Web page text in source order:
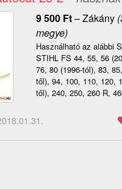
9 500 Ft–Zákány
megye)
Használható az alábbi
STIHL FS 44, 55, 56
76, 80 (1996-tól), 83,
től), 94, 100, 110, 120,
től), 240, 250, 260 R,